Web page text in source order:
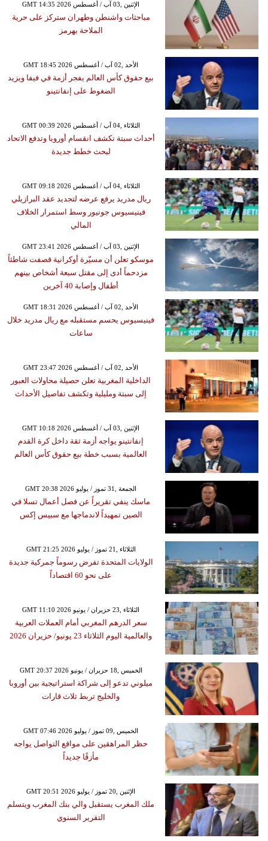
GMT 14:35 2026 الإثنين ,03 آب / أغسطس
مباحثات واشنطن وطهران ستركز على حرية
الملاحة بهرمز
GMT 18:45 2026 الأحد ,02 آب / أغسطس
بيع حقوق كأس العالم يفجر أزمة في فيفا ويزيد
الضغوط على إنفانتينو
GMT 00:39 2026 الثلاثاء ,04 آب / أغسطس
أحداث سبتة تكشف انقسام أوروبا وتدفع الاتحاد
لبحث خطط جديدة
GMT 09:18 2026 الثلاثاء ,04 آب / أغسطس
ريال مدريد يرفع عرضه لتجديد عقد البرازيلي
فينيسيوس جونيور وسط استمرار الخلاف
المالي
GMT 23:41 2026 الإثنين ,03 آب / أغسطس
موسكو تعلن أن مسيّرة أوكرانية قصفت شاطئاً
مزدحماً أدى إلى مقتل سبعة أشخاص بينهم
أطفال وإصابة 40 آخرين
GMT 18:31 2026 الأحد ,02 آب / أغسطس
فينيسيوس يحسم مستقبله مع ريال مدريد خلال
ساعات
GMT 23:47 2026 الأحد ,02 آب / أغسطس
الداخلية المغربية تعلن حصيلة محاولات العبور
إلى سبتة ومليلية وتكشف تفاصيل الأحداث
GMT 10:18 2026 الإثنين ,03 آب / أغسطس
إنفانتينو يواجه أزمة ثقة داخل كرة القدم
العالمية بسبب خطة بيع حقوق كأس العالم
GMT 20:38 2026 الجمعة ,31 تموز / يوليو
ماسك ينفي تقريراً عن فصل أعمال تسلا في
الصين تمهيداً لاندماجها مع سبيس إكس
GMT 21:25 2026 الثلاثاء ,21 تموز / يوليو
الولايات المتحدة تفرض رسوماً جمركية جديدة
على نحو 60 اقتصاداً
GMT 11:10 2026 الثلاثاء ,23 حزيران / يونيو
سعر الدرهم المغربي أمام العملات العربية
والعالمية اليوم الثلاثاء 23 يونيو/ حزيران 2026
GMT 20:37 2026 الخميس ,18 حزيران / يونيو
ميلوني تدعو إلى شراكة استراتيجية بين أوروبا
والخليج تربط ثلاث قارات
GMT 07:46 2026 الخميس ,09 تموز / يوليو
حظر المراهقين على مواقع التواصل يواجه
مأزقًا جديداً
GMT 20:51 2026 الإثنين ,20 تموز / يوليو
ملك المغرب يستقبل والي بنك المغرب ويتسلم
التقرير السنوي